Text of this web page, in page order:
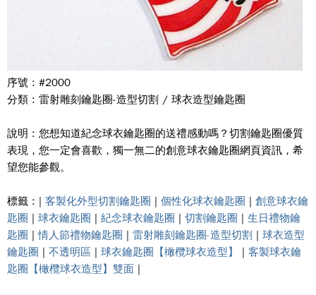
序號 : #2000
分類 : 雷射雕刻鑰匙圈-造型切割 / 球衣造型鑰匙圈
說明 : 您想知道紀念球衣鑰匙圈的送禮感動嗎？切割鑰匙圈優質
表現，您一定會喜歡，獨一無二的創意球衣鑰匙圈網頁資訊，希
望您能參觀。
標籤 : | 客製化外型切割鑰匙圈 | 個性化球衣鑰匙圈 | 創意球衣鑰
匙圈 | 球衣鑰匙圈 | 紀念球衣鑰匙圈 | 切割鑰匙圈 | 生日禮物鑰
匙圈 |情人節禮物鑰匙圈 | 雷射雕刻鑰匙圈-造型切割 | 球衣造型
鑰匙圈 | 不透明區 | 球衣鑰匙圈【橄欖球衣造型】 | 客製球衣鑰
匙圈【橄欖球衣造型】雙面 |